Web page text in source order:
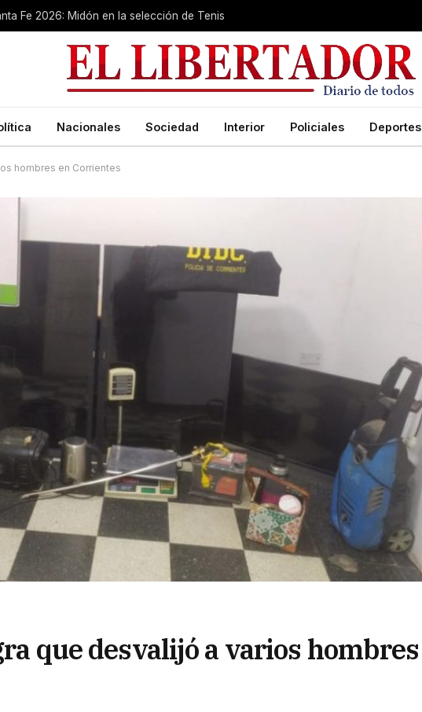
Fe 2026: Midón en la selección de Tenis
Nacionales Sociedad Interior Policiales Deportes
hombres en Corrientes
que desvalijó a varios hombres